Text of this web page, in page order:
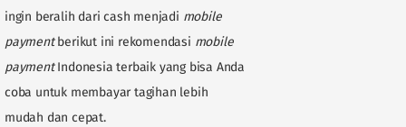
ingin beralih dari cash menjadi mobile
paymentberikut ini rekomendasi mobile
paymentIndonesia terbaik yang bisa Anda
coba untuk membayar tagihan lebih
mudah dan cepat.